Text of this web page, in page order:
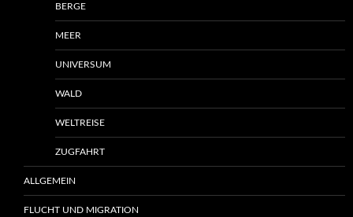
BERGE
MEER
UNIVERSUM
WALD
WELTREISE
ZUGFAHRT
ALLGEMEIN
FLUCHT UND MIGRATION